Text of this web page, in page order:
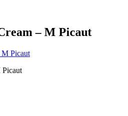
– M Picaut
Picaut